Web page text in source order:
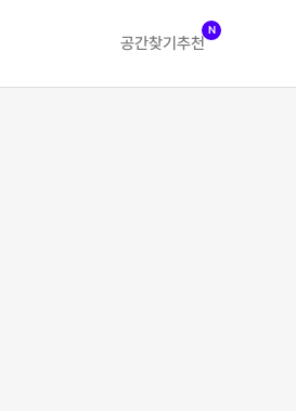
공간찾기 추천
N